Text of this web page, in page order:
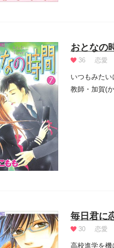
おとなの
36 恋愛
いつもみた
教師・加賀(
毎日君に
30 恋愛
高校進学を